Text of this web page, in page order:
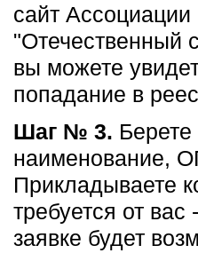
сайт
"Отечественный
вы можете
попадание в
Шаг № 3.
наименование,
Прикладываете
требуется от
заявке будет